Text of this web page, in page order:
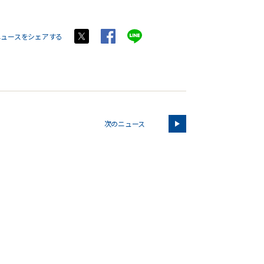
ースをシェアする
次のニュース